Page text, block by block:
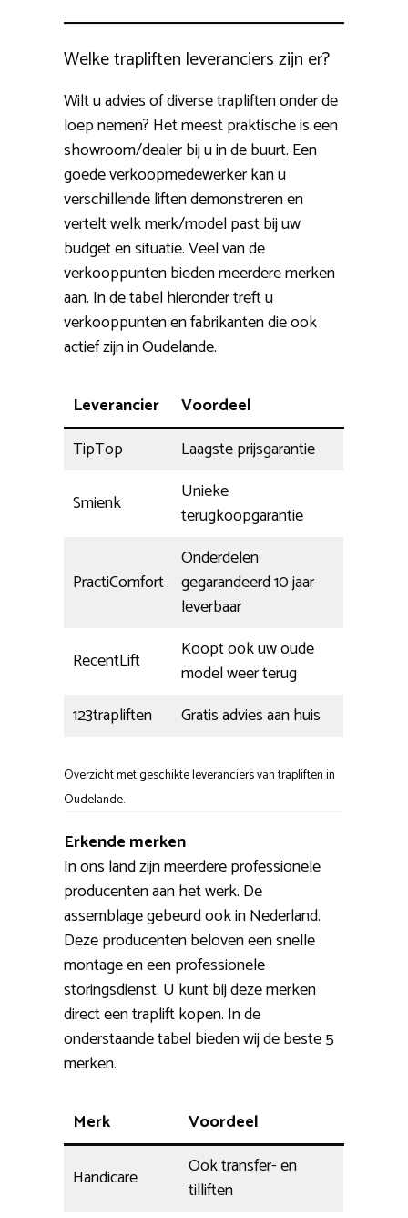
Welke trapliften leveranciers zijn er?
Wilt u advies of diverse trapliften onder de
loep nemen? Het meest praktische is een
showroom/dealer bij u in de buurt. Een
goede verkoopmedewerker kan u
verschillende liften demonstreren en
vertelt welk merk/model past bij uw
budget en situatie. Veel van de
verkooppunten bieden meerdere merken
aan. In de tabel hieronder treft u
verkooppunten en fabrikanten die ook
actief zijn in Oudelande.
Leverancier
Voordeel
TipTop
Laagste prijsgarantie
Smienk
Unieke
terugkoopgarantie
PractiComfort
Onderdelen
gegarandeerd 10 jaar
leverbaar
RecentLift
Koopt ook uw oude
model weer terug
123trapliften
Gratis advies aan huis
Overzicht met geschikte leveranciers van trapliften in
Oudelande.
Erkende merken
In ons land zijn meerdere professionele
producenten aan het werk. De
assemblage gebeurd ook in Nederland.
Deze producenten beloven een snelle
montage en een professionele
storingsdienst. U kunt bij deze merken
direct een traplift kopen. In de
onderstaande tabel bieden wij de beste 5
merken.
Merk Voordeel
Handicare
Ook transfer- en
tilliften